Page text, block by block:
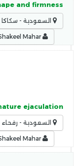
and firmness.
السعودية - سكاكا
Shakeel Mahar
ejaculation,
السعودية - رفحاء
Shakeel Mahar